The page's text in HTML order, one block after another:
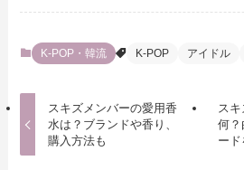
K-POP・韓流 K-POP アイドル
スキズメンバーの愛用香
水は？ブランドや香り、
購入方法も
ス
何？
ード